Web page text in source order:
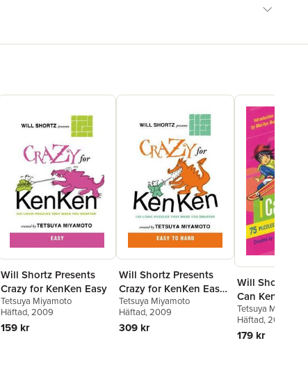
Will Shortz Presents
Crazy for KenKen Easy
Tetsuya Miyamoto
Häftad, 2009
159 kr
Will Shortz Presents
Crazy for KenKen Easy
to Hard
Tetsuya Miyamoto
Häftad, 2009
309 kr
Will Shortz
Can Kenken!
75 Puzzles for
Fun with Math
Tetsuya Miyamoto
Puzzle LLC
Häftad, 2008
179 kr